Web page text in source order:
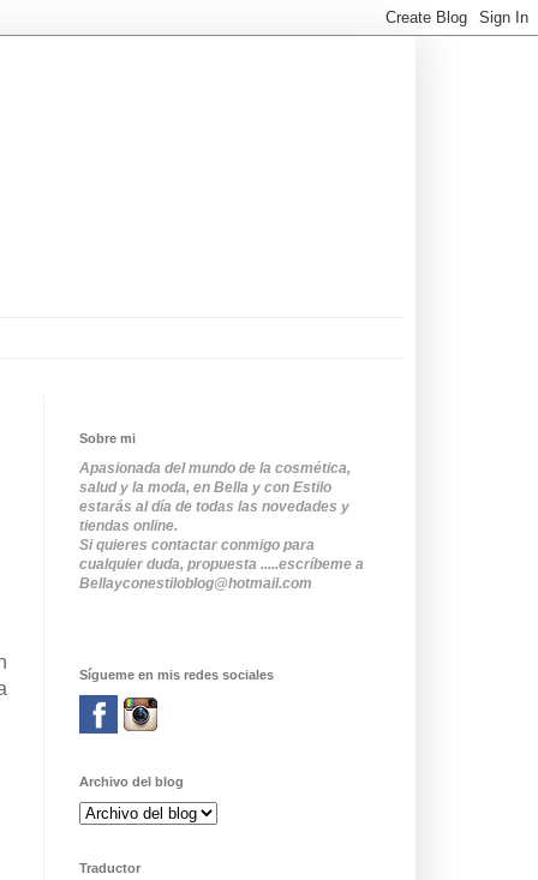
Sobre mi
Apasionada del mundo de la cosmética,
salud y la moda, en Bella y con Estilo
estarás al día de todas las novedades y
tiendas online.
Si quieres contactar conmigo para
cualquier duda, propuesta .....escríbeme a
Bellayconestiloblog@hotmail.com
Sígueme en mis redes sociales
Archivo del blog
Traductor